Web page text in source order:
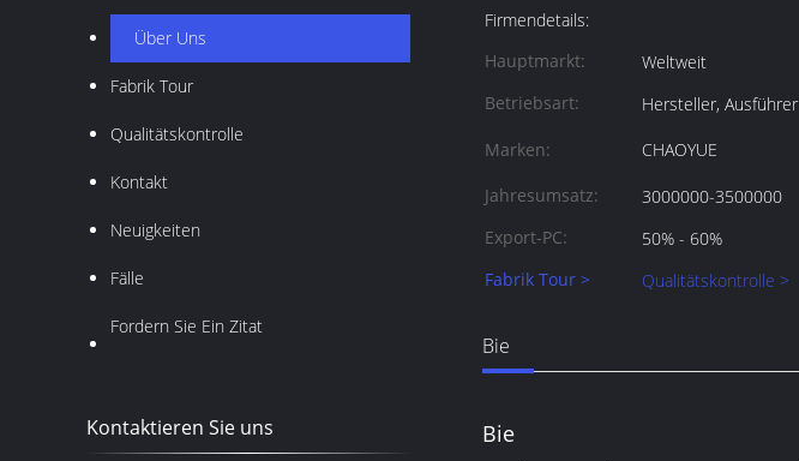
Über Uns
Fabrik Tour
Qualitätskontrolle
Kontakt
Neuigkeiten
Fälle
Fordern Sie Ein Zitat
Kontaktieren Sie uns
Firmendetails:
Hauptmarkt:
Weltweit
Betriebsart:
Hersteller, Ausführer
Marken:
CHAOYUE
Jahresumsatz:
3000000-3500000
Export-PC:
50% - 60%
Fabrik Tour >
Qualitätskontrolle >
Bie
Bie